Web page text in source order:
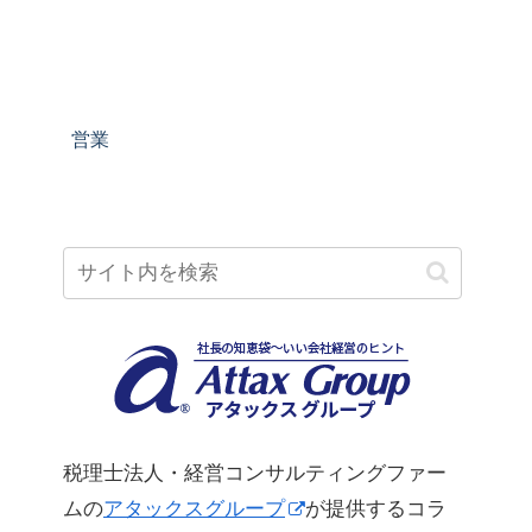
営業
税理士法人・経営コンサルティングファー
ムのアタックスグループ が提供するコラ